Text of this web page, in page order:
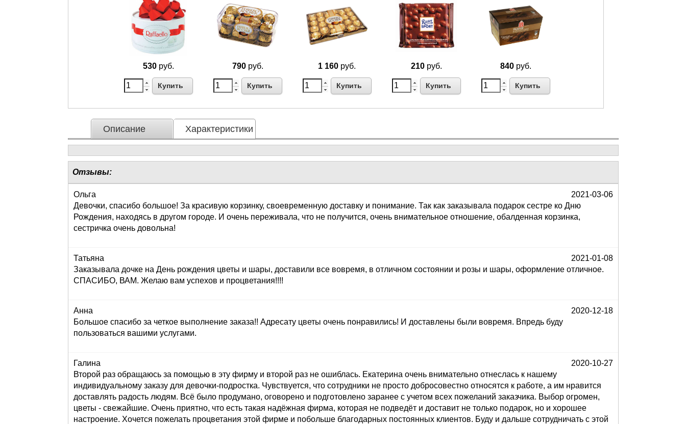
530руб.
Купить
790руб.
Купить
1 160 руб.
Купить
210руб.
Купить
840руб.
Купить
Описание Характеристики
Отзывы:
Ольга
2021-03-06
Девочки, спасибо большое! За красивую корзинку, своевременную доставку и понимание. Так как заказывала подарок сестре ко Дню
Рождения, находясь в другом городе. И очень переживала, что не получится, очень внимательное отношение, обалденная корзинка,
сестричка очень довольна!
Татьяна
2021-01-08
Заказывала дочке на День рождения цветы и шары, доставили все вовремя, в отличном состоянии и розы и шары, оформление отличное.
СПАСИБО, ВАМ. Желаю вам успехов и процветания!!!!
Анна
2020-12-18
Большое спасибо за четкое выполнение заказа!! Адресату цветы очень понравились! И доставлены были вовремя. Впредь буду
пользоваться вашими услугами.
Галина
2020-10-27
Второй раз обращаюсь за помощью в эту фирму и второй раз не ошиблась. Екатерина очень внимательно отнеслась к нашему
индивидуальному заказу для девочки-подростка. Чувствуется, что сотрудники не просто добросовестно относятся к работе, а им нравится
доставлять радость людям. Всё было продумано, оговорено и подготовлено заранее с учетом всех пожеланий заказчика. Выбор огромен,
цветы - свежайшие. Очень приятно, что есть такая надёжная фирма, которая не подведёт и доставит не только подарок, но и хорошее
настроение. Хочется пожелать процветания этой фирме и побольше благодарных постоянных клиентов. Буду и дальше сотрудничать с этой